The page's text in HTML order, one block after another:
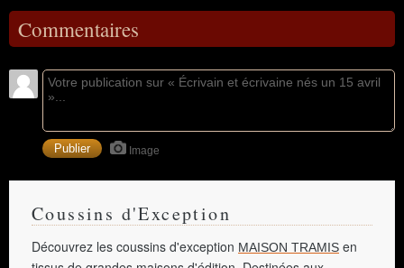
Commentaires
Image
Coussins d'Exception
Découvrez les coussins d'exception MAISON TRAMIS en